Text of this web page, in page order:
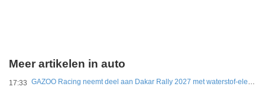
Meer artikelen in auto
17:33 GAZOO Racing neemt deel aan Dakar Rally 2027 met waterstof-elektrisch prototype van DKR GR Hilux